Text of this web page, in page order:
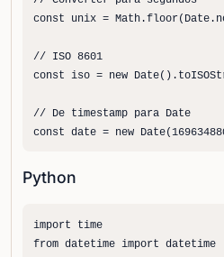
const unix =
// ISO 8601
const iso = new
// De timestamp para Date
const date = new
Python
import time
from datetime import datetime